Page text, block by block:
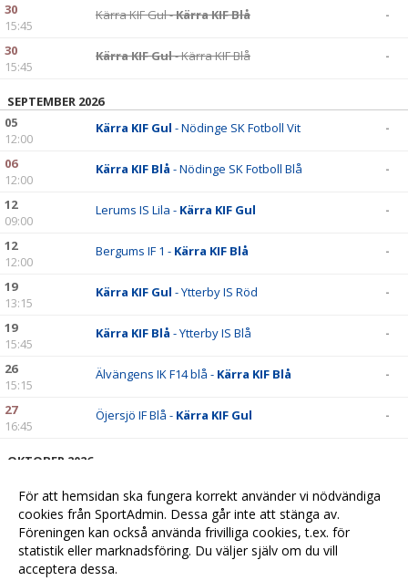
30
15:45
Kärra KIF Gul -Kärra KIF Blå -
30
15:45
Kärra KIF Gul- Kärra KIF Blå -
SEPTEMBER 2026
05
12:00
Kärra KIF Gul - Nödinge SK Fotboll Vit -
06
12:00
Kärra KIF Blå - Nödinge SK Fotboll Blå -
12
09:00
Lerums IS Lila - Kärra KIF Gul -
12
12:00
Bergums IF 1 - Kärra KIF Blå -
19
13:15
Kärra KIF Gul - Ytterby IS Röd -
19
15:45
Kärra KIF Blå - Ytterby IS Blå -
26
15:15
Älvängens IK F14 blå - Kärra KIF Blå -
27
16:45
Öjersjö IF Blå - Kärra KIF Gul -
OKTOBER 2026
15:45
Kärra KIF Gul - Torslanda IK Röd
15:45
Kärra KIF Blå- Älvängens IK F14 blå
För att hemsidan ska fungera korrekt använder vi nödvändiga
cookies från SportAdmin. Dessa går inte att stänga av.
Föreningen kan också använda frivilliga cookies, t.ex. för
statistik eller marknadsföring. Du väljer själv om du vill
acceptera dessa.